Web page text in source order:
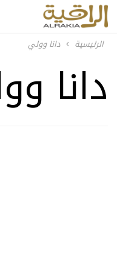
الرئيسية دانا وولي
دانا